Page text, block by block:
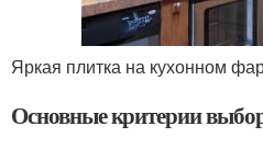
Яркая плитка на кухонном
Основные критерии